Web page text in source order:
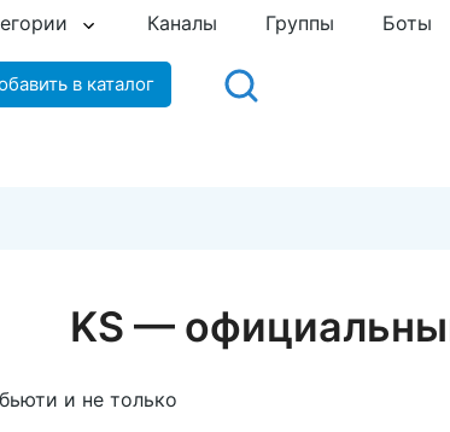
Каналы Группы Боты
в каталог
KS —
и не только